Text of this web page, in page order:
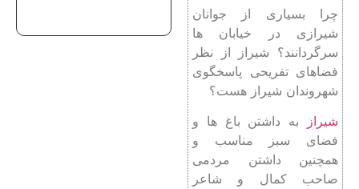
چرا بسیاری از جوانان
شیرازی در خیابان ها
سرگردانند؟ شیراز از نظر
فضاهای تفریحی پاسخگوی
شهروندان شیراز هست؟
شیراز
به داشتن باغ ها و
فضای سبز مناسب و
همچنین داشتن مردمی
صاحب کمال و شاعر